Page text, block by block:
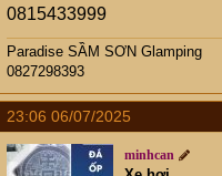
0815433999
Paradise SẦM SƠN Glamping
0827298393
23:06 06/07/2025
minhcan